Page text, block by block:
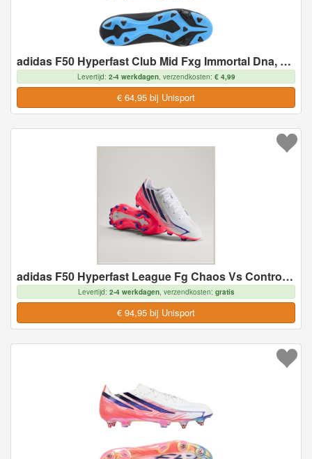
adidas F50 Hyperfast Club Mid Fxg Immortal Dna, maat 46
Levertijd: 2-4 werkdagen, verzendkosten: € 4,99
€ 64,95 bij Unisport
adidas F50 Hyperfast League Fg Chaos Vs Control - Natuurgras (Fg), maat 46
Levertijd: 2-4 werkdagen, verzendkosten: gratis
€ 94,95 bij Unisport